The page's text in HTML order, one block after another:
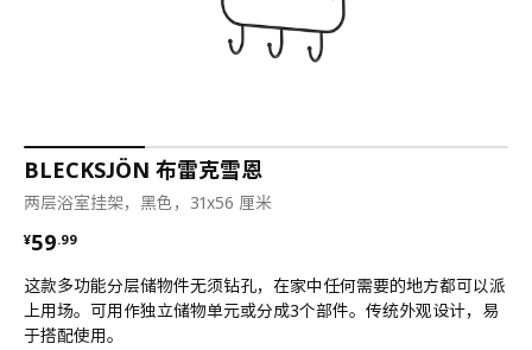
BLECKSJÖN 布雷克雪恩
两层浴室挂架，黑色，31x56 厘米
¥59.99
¥ 59.99
这款多功能分层储物件无须钻孔，在家中任何需要的地方都可以派
上用场。可用作独立储物单元或分成3个部件。传统外观设计，易
于搭配使用。